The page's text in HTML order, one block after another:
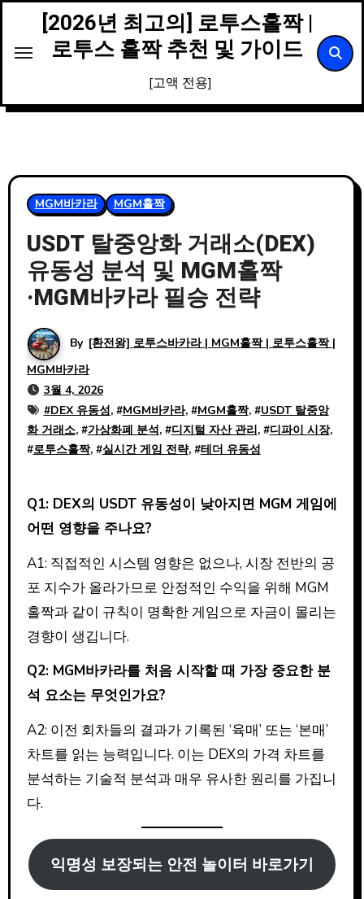
content
[2026년 최고의] 로투스홀짝 |
로투스 홀짝 추천 및 가이드
[고액 전용]
MGM바카라 MGM홀짝
USDT 탈중앙화 거래소(DEX)
유동성 분석 및 MGM홀짝
·MGM바카라 필승 전략
By [환전왕] 로투스바카라 | MGM홀짝 | 로투스홀짝 |
MGM바카라
3월 4, 2026
#DEX 유동성, #MGM바카라, #MGM홀짝, #USDT 탈중앙
화 거래소, #가상화폐 분석, #디지털 자산 관리, #디파이 시장,
#로투스홀짝, #실시간 게임 전략, #테더 유동성
Q1: DEX의 USDT 유동성이 낮아지면 MGM 게임에
어떤 영향을 주나요?
A1: 직접적인 시스템 영향은 없으나, 시장 전반의 공
포 지수가 올라가므로 안정적인 수익을 위해 MGM
홀짝과 같이 규칙이 명확한 게임으로 자금이 몰리는
경향이 생깁니다.
Q2: MGM바카라를 처음 시작할 때 가장 중요한 분
석 요소는 무엇인가요?
A2: 이전 회차들의 결과가 기록된 ‘육매’ 또는 ‘본매’
차트를 읽는 능력입니다. 이는 DEX의 가격 차트를
분석하는 기술적 분석과 매우 유사한 원리를 가집니
다.
익명성 보장되는 안전 놀이터 바로가기